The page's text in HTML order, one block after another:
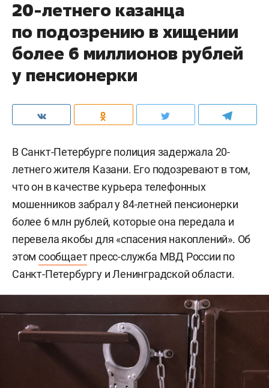
20-летнего казанца
по подозрению в хищении
более 6 миллионов рублей
у пенсионерки
В Санкт-Петербурге полиция задержала 20-
летнего жителя Казани. Его подозревают в том,
что он в качестве курьера телефонных
мошенников забрал у 84-летней пенсионерки
более 6 млн рублей, которые она передала и
перевела якобы для «спасения накоплений». Об
этом сообщаетпресс-служба МВД России по
Санкт-Петербургу и Ленинградской области.